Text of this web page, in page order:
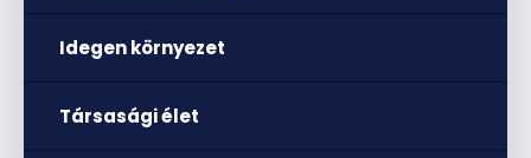
Idegen környezet
Társasági élet